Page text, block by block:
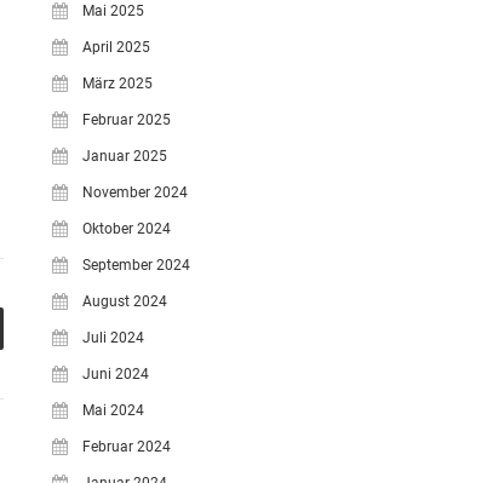
Mai 2025
April 2025
März 2025
Februar 2025
Januar 2025
November 2024
Oktober 2024
September 2024
August 2024
Juli 2024
Juni 2024
Mai 2024
Februar 2024